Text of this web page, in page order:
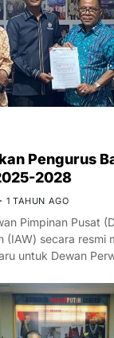
Pengurus
2028
1 TAHUN AGO
Pimpinan Pusat
(IAW) secara resmi
untuk Dewan